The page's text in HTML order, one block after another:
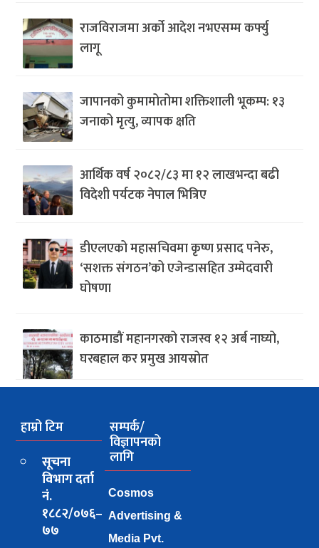
राजविराजमा अर्को आदेश नभएसम्म कर्फ्यु
लागू
जापानको कुमामोतोमा शक्तिशाली भूकम्प: १३
जनाको मृत्यु, व्यापक क्षति
आर्थिक वर्ष २०८२/८३ मा १२ लाखभन्दा बढी
विदेशी पर्यटक नेपाल भित्रिए
डीएलएको महासचिवमा कृष्ण प्रसाद पनेरु,
‘सशक्त संगठन’को एजेन्डासहित उम्मेदवारी
घोषणा
काठमाडौं महानगरको राजस्व १२ अर्ब नाघ्यो,
घरबहाल कर प्रमुख आयस्रोत
हाम्रो टिम
सूचना
विभाग दर्ता
नं.
१८८२/०७६–
७७
सम्पर्क/
विज्ञापनको
लागि
Cosmos
Advertising &
Media Pvt.